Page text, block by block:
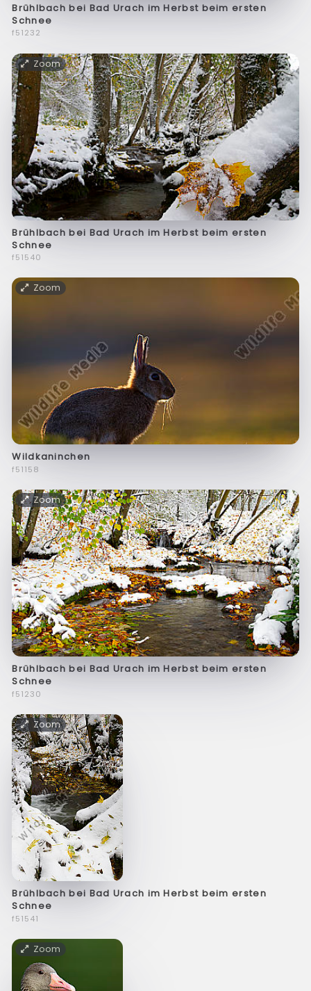
Brühlbach bei Bad Urach im Herbst beim ersten
Schnee
f51232
Zoom
Brühlbach bei Bad Urach im Herbst beim ersten
Schnee
f51540
Zoom
Wildkaninchen
f51158
Zoom
Brühlbach bei Bad Urach im Herbst beim ersten
Schnee
f51230
Zoom
Brühlbach bei Bad Urach im Herbst beim ersten
Schnee
f51541
Zoom